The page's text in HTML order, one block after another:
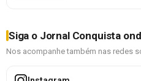
Siga o Jornal Conquista
Nos acompanhe também nas redes